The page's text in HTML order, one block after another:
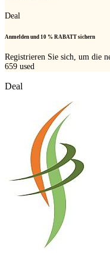
Deal
Anmelden und 10 % RABATT sichern
Registrieren Sie sich, um die
659 used
Deal